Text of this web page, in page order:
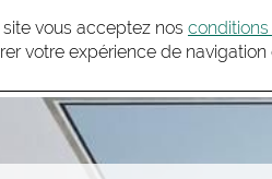
site vous acceptez nosconditions
votre expérience de
MENU
L'ATELIER SAVOIR-FAIRE LES